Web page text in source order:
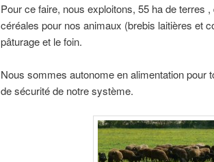
Pour ce faire, nous exploitons, 55 ha de terres
céréales pour nos animaux (brebis laitières et
pâturage et le foin.
Nous sommes autonome en alimentation pour
de sécurité de notre système.